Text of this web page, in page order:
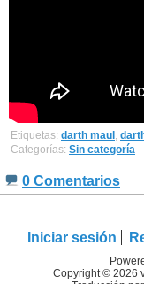
Etiquetas: darth maul ,
Categorías: Sin categoría
0 Comentarios
Iniciar sesión
Copyright © 2026